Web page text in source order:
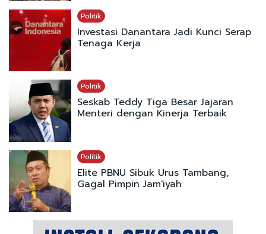
Politik
Investasi Danantara Jadi Kunci Serap
Tenaga Kerja
Politik
Seskab Teddy Tiga Besar Jajaran
Menteri dengan Kinerja Terbaik
Politik
Elite PBNU Sibuk Urus Tambang,
Gagal Pimpin Jam'iyah